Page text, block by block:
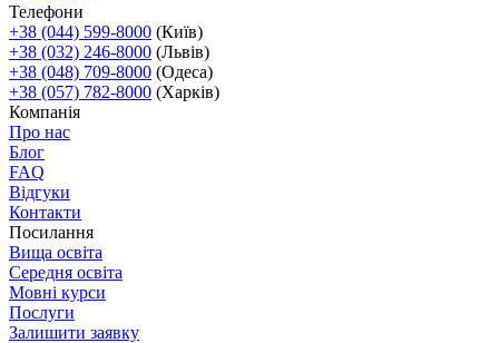
Телефони
+38 (044) 599-8000 (Київ)
+38 (032) 246-8000 (Львів)
+38 (048) 709-8000 (Одеса)
+38 (057) 782-8000 (Харків)
Компанія
Про нас
Блог
FAQ
Відгуки
Контакти
Посилання
Вища освіта
Середня освіта
Мовні курси
Послуги
Залишити заявку